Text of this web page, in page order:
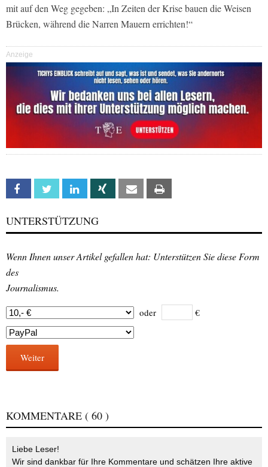
mit auf den Weg gegeben: „In Zeiten der Krise bauen die Weisen
Brücken, während die Narren Mauern errichten!“
Anzeige
Facebook Twitter Linkedin Xing Email
UNTERSTÜTZUNG
Wenn Ihnen unser Artikel gefallen hat: Unterstützen Sie diese Form
des
Journalismus.
oder €
Weiter
KOMMENTARE ( 60 )
Liebe Leser!
Wir sind dankbar für Ihre Kommentare und schätzen Ihre aktive